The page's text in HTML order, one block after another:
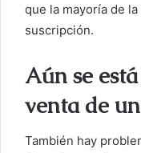
que la mayoría de
suscripción.
Aún se
venta de
También hay